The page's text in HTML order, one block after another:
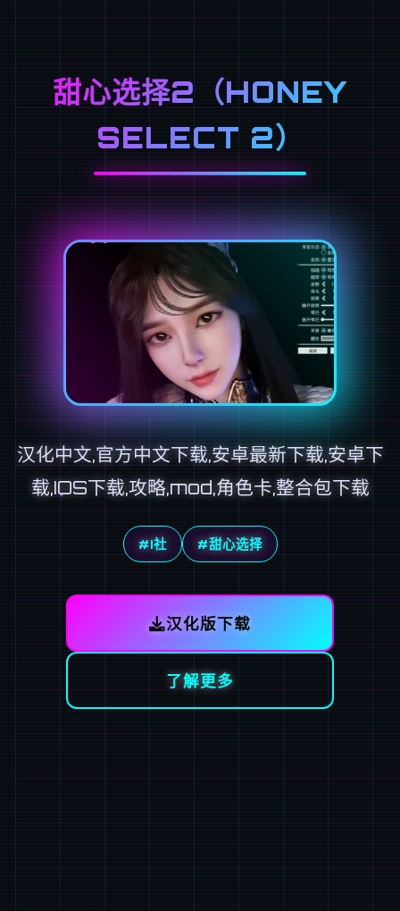
甜心选择2（HONEY
SELECT 2）
汉化中文,官方中文下载,安卓最新下载,安卓下
载,IOS下载,攻略,mod,角色卡,整合包下载
#I社 #甜心选择
汉化版下载
了解更多